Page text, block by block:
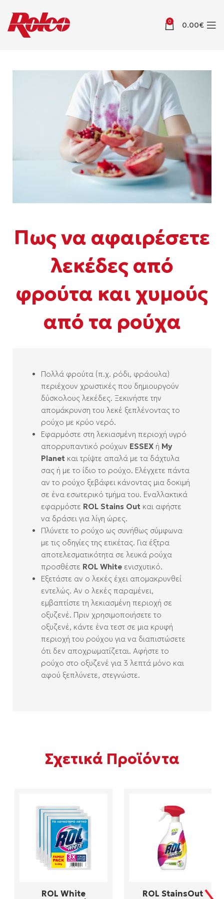
0 0.00€
Πως να αφαιρέσετε
λεκέδες από
φρούτα και χυμούς
από τα ρούχα
Πολλά φρούτα (π.χ. ρόδι, φράουλα)
περιέχουν χρωστικές που δημιουργούν
δύσκολους λεκέδες. Ξεκινήστε την
απομάκρυνση του λεκέ ξεπλένοντας το
ρούχο με κρύο νερό.
Εφαρμόστε στη λεκιασμένη περιοχή υγρό
απορρυπαντικό ρούχων ESSEX ή My
Planet και τρίψτε απαλά με τα δάχτυλα
σας ή με το ίδιο το ρούχο. Ελέγχετε πάντα
αν το ρούχο ξεβάφει κάνοντας μια δοκιμή
σε ένα εσωτερικό τμήμα του. Εναλλακτικά
εφαρμόστε ROL Stains Out και αφήστε
να δράσει για λίγη ώρες.
Πλύνετε το ρούχο ως συνήθως σύμφωνα
με τις οδηγίες της ετικέτας. Για έξτρα
αποτελεσματικότητα σε λευκά ρούχα
προσθέστε ROL White ενισχυτικό.
Εξετάστε αν ο λεκές έχει απομακρυνθεί
εντελώς. Αν ο λεκές παραμένει,
εμβαπτίστε τη λεκιασμένη περιοχή σε
οξυζενέ. Πριν χρησιμοποιήσετε το
οξυζενέ, κάντε ένα τεστ σε μια κρυφή
περιοχή του ρούχου για να διαπιστώσετε
ότι δεν αποχρωματίζεται. Αφήστε το
ρούχο στο οξυζενέ για 3 λεπτά μόνο και
αφού ξεπλύνετε, στεγνώστε.
Σχετικά Προϊόντα
ROL White
ROL StainsOut